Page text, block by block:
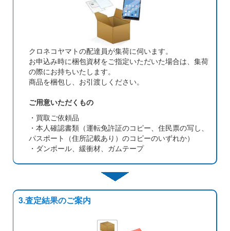
クロネコヤマトの配達員が集荷に伺います。
お申込み時に梱包資材をご指定いただいた場合は、集荷
の際にお持ちいたします。
商品を梱包し、お引渡しください。
ご用意いただくもの
・買取ご依頼品
・本人確認書類（運転免許証のコピー、住民票の写し、
パスポート（住所記載あり）のコピーのいずれか）
・ダンボール、緩衝材、ガムテープ
3.査定結果のご案内